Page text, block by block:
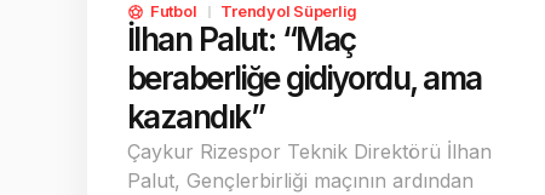
Futbol Trendyol Süperlig
İlhan Palut: “Maç
beraberliğe gidiyordu, ama
kazandık”
Çaykur Rizespor Teknik Direktörü İlhan
Palut, Gençlerbirliği maçının ardından